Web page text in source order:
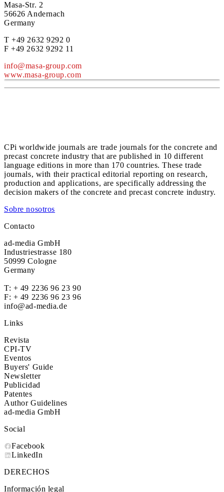
Masa-Str. 2
56626 Andernach
Germany
T +49 2632 9292 0
F +49 2632 9292 11
info@masa-group.com
www.masa-group.com
CPi worldwide journals are trade journals for the concrete and
precast concrete industry that are published in 10 different
language editions in more than 170 countries. These trade
journals, with their practical editorial reporting on research,
production and applications, are specifically addressing the
decision makers of the concrete and precast concrete industry.
Sobre nosotros
Contacto
ad-media GmbH
Industriestrasse 180
50999 Cologne
Germany
T: + 49 2236 96 23 90
F: + 49 2236 96 23 96
info@ad-media.de
Links
Revista
CPI-TV
Eventos
Buyers' Guide
Newsletter
Publicidad
Patentes
Author Guidelines
ad-media GmbH
Social
Facebook
LinkedIn
DERECHOS
Información legal